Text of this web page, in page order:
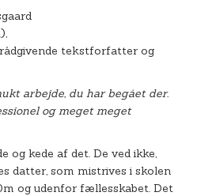
),
tekstforfatter og
arbejde, du har begået der.
og meget meget
og kede af det. De ved ikke,
datter, som mistrives i skolen
og udenfor fællesskabet. Det